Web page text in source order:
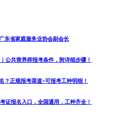
东省家庭服务业协会副会长
公共营养师报考条件，附详细步骤！
？正规报考渠道+可报考工种明细！
证报名入口，全国通用，工种齐全！